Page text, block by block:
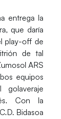
entrega la
que daría
play-off de
de tal
ARS
equipos
Con la
C.D. Bidasoa